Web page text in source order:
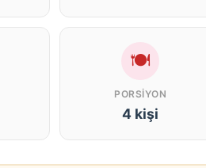
🍽
PORSIYON
4 kişi